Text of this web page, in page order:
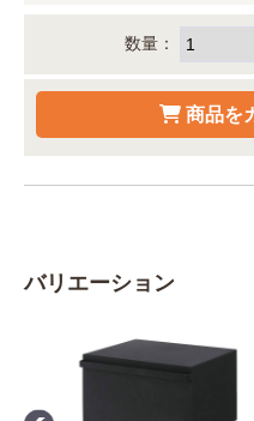
数量：
バリエーション